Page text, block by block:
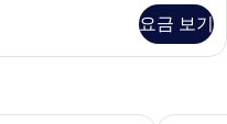
요금 보기